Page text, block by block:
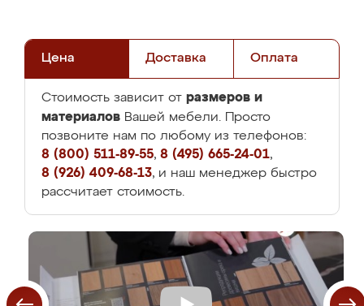
Цена Доставка Оплата
Стоимость зависит от размеров и
материалов Вашей мебели. Просто
позвоните нам по любому из телефонов:
8 (800) 511-89-55, 8 (495) 665-24-01,
8 (926) 409-68-13, и наш менеджер быстро
рассчитает стоимость.